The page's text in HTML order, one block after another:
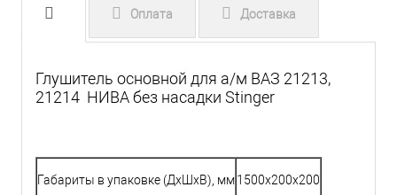
Оплата Доставка
Глушитель основной для а/м ВАЗ 21213,
21214 НИВА без насадки Stinger
Габариты в упаковке (ДхШхВ), мм1500x200x200